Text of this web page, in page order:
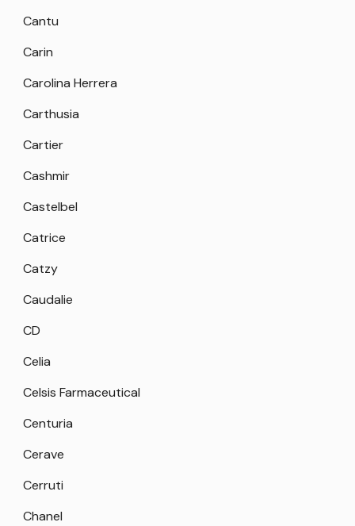
Cantu
Carin
Carolina Herrera
Carthusia
Cartier
Cashmir
Castelbel
Catrice
Catzy
Caudalie
CD
Celia
Celsis Farmaceutical
Centuria
Cerave
Cerruti
Chanel